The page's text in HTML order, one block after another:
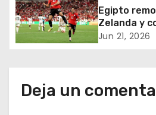
n
d
e
Egipto
Zelanda y
victoria
Jun 21, 2026
Deja un